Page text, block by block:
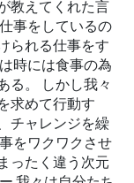
教えてくれた言
事をしているの
られる仕事をす
時には食事の為
る。 しかし我々
求めて行動す
チャレンジを繰
をワクワクさせ
ったく違う次元